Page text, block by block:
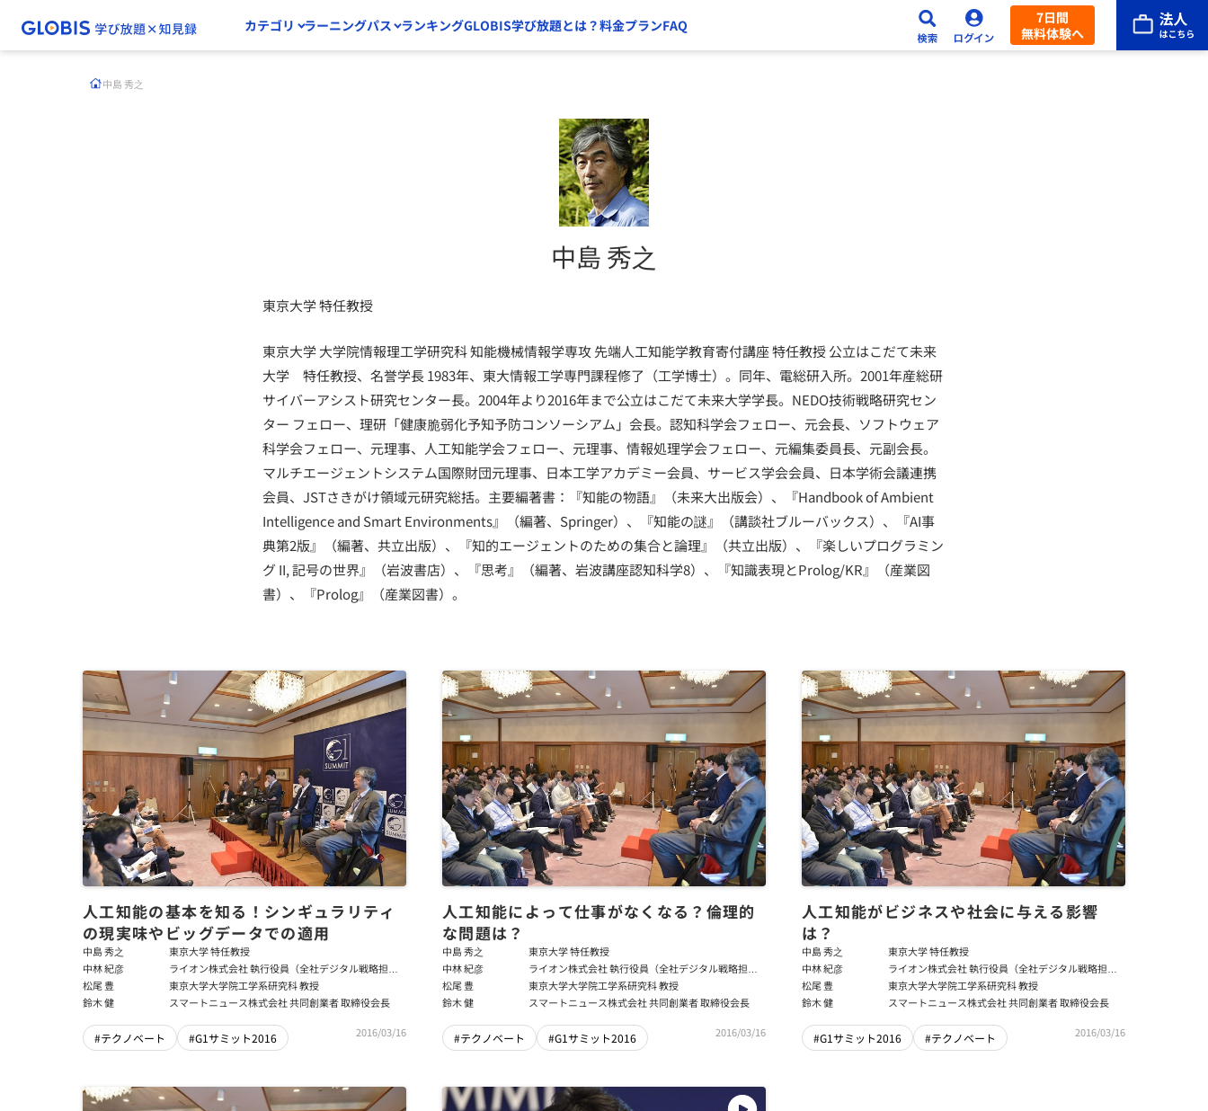
カテゴリ ラーニングパス ランキングGLOBIS学び放題とは？料金プランFAQ
7日間
無料体験へ
中島 秀之
中島 秀之
東京大学 特任教授
東京大学 大学院情報理工学研究科 知能機械情報学専攻 先端人工知能学教育寄付講座 特任教授 公立はこだて未来
大学 特任教授、名誉学長 1983年、東大情報工学専門課程修了（工学博士）。同年、電総研入所。2001年産総研
サイバーアシスト研究センター長。2004年より2016年まで公立はこだて未来大学学長。NEDO技術戦略研究セン
ター フェロー、理研「健康脆弱化予知予防コンソーシアム」会長。認知科学会フェロー、元会長、ソフトウェア
科学会フェロー、元理事、人工知能学会フェロー、元理事、情報処理学会フェロー、元編集委員長、元副会長。
マルチエージェントシステム国際財団元理事、日本工学アカデミー会員、サービス学会会員、日本学術会議連携
会員、JSTさきがけ領域元研究総括。主要編著書：『知能の物語』（未来大出版会）、『Handbook of Ambient
Intelligence and Smart Environments』（編著、Springer）、『知能の謎』（講談社ブルーバックス）、『AI事
典第2版』（編著、共立出版）、『知的エージェントのための集合と論理』（共立出版）、『楽しいプログラミン
グ II, 記号の世界』（岩波書店）、『思考』（編著、岩波講座認知科学8）、『知識表現とProlog/KR』（産業図
書）、『Prolog』（産業図書）。
人工知能の基本を知る！シンギュラリティ
の現実味やビッグデータでの適用
中島 秀之
東京大学 特任教授
中林 紀彦
ライオン株式会社 執行役員（全社デジタル戦略担
当、デジタル戦略部担当）
松尾 豊
東京大学大学院工学系研究科 教授
鈴木 健
スマートニュース株式会社 共同創業者 取締役会長
#テクノベート #G1サミット2016 2016/03/16
人工知能によって仕事がなくなる？倫理的
な問題は？
中島 秀之
東京大学 特任教授
中林 紀彦
ライオン株式会社 執行役員（全社デジタル戦略担
当、デジタル戦略部担当）
松尾 豊
東京大学大学院工学系研究科 教授
鈴木 健
スマートニュース株式会社 共同創業者 取締役会長
#テクノベート #G1サミット2016 2016/03/16
人工知能がビジネスや社会に与える影響
は？
中島 秀之
東京大学 特任教授
中林 紀彦
ライオン株式会社 執行役員（全社デジタル戦略担
当、デジタル戦略部担当）
松尾 豊
東京大学大学院工学系研究科 教授
鈴木 健
スマートニュース株式会社 共同創業者 取締役会長
#G1サミット2016 #テクノベート 2016/03/16